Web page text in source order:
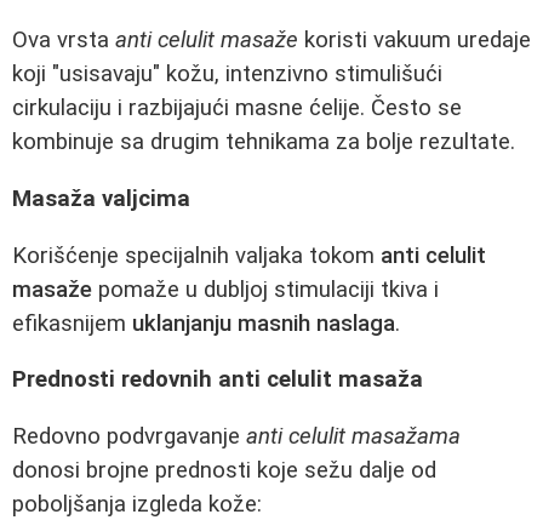
Ova vrsta anti celulit masaže koristi vakuum uredaje
koji "usisavaju" kožu, intenzivno stimulišući
cirkulaciju i razbijajući masne ćelije. Često se
kombinuje sa drugim tehnikama za bolje rezultate.
Masaža valjcima
Korišćenje specijalnih valjaka tokom anti celulit
masaže pomaže u dubljoj stimulaciji tkiva i
efikasnijem uklanjanju masnih naslaga.
Prednosti redovnih anti celulit masaža
Redovno podvrgavanje anti celulit masažama
donosi brojne prednosti koje sežu dalje od
poboljšanja izgleda kože: